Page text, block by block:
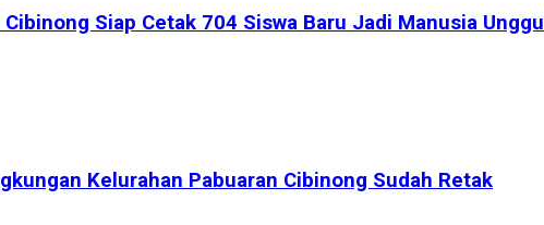
Siap Cetak 704 Siswa Baru Jadi Manusia Unggul
Kelurahan Pabuaran Cibinong Sudah Retak